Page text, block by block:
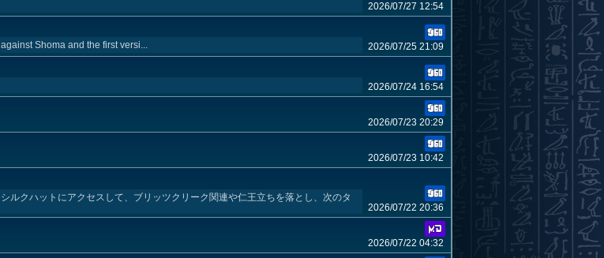
2026/07/27 12:54
Shoma and the first versi... 2026/07/25 21:09
2026/07/24 16:54
2026/07/23 20:29
2026/07/23 10:42
ルクハットにアクセスして、ブリッツクリーク関連や仁王立ちを落とし、次のタ
2026/07/22 20:36
2026/07/22 04:32